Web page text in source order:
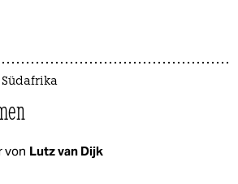
von Lutz van Dijk